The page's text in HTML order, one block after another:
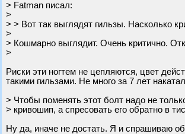
> Fatman писал:
>
> > Вот так выглядят гильзы. Насколько
>
> Кошмарно выглядит. Очень критично.
>
Риски эти ногтем не цепляются, цвет
такими гильзами. Не много за 7 лет
> Чтобы поменять этот болт надо не
> кривошип, а спресовать его обратно в
Ну да, иначе не достать. Я и спрашиваю